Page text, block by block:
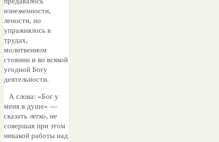
изнеженности,
лености, но
упражнялось в
трудах,
молитвенном
стоянии и во всякой
угодной Богу
деятельности.
А слова: «Бог у
меня в душе» —
сказать легко, не
совершая при этом
никакой работы над